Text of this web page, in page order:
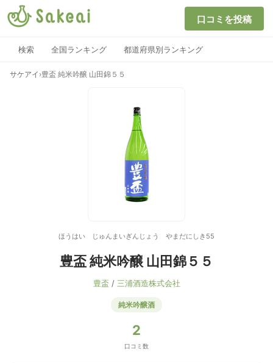
口コミを投稿
検索 全国ランキング 都道府県別ランキング
サケアイ ›豊盃 純米吟醸 山田錦５５
ほうはい じゅんまいぎんじょう やまだにしき55
豊盃 純米吟醸 山田錦５５
豊盃 / 三浦酒造株式会社
純米吟醸酒
2
口コミ数